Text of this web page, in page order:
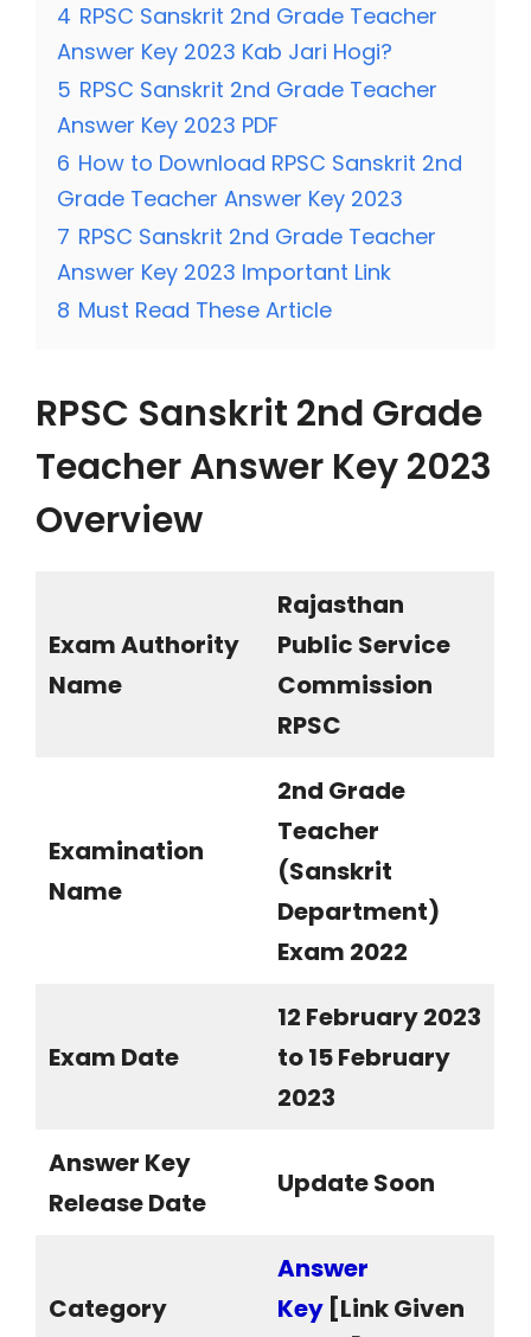
4 RPSC Sanskrit 2nd Grade Teacher
Answer Key 2023 Kab Jari Hogi?
5 RPSC Sanskrit 2nd Grade Teacher
Answer Key 2023 PDF
6 How to Download RPSC Sanskrit 2nd
Grade Teacher Answer Key 2023
7 RPSC Sanskrit 2nd Grade Teacher
Answer Key 2023 Important Link
8 Must Read These Article
RPSC Sanskrit 2nd Grade
Teacher Answer Key 2023
Overview
Exam Authority
Name
Rajasthan
Public Service
Commission
RPSC
Examination
Name
2nd Grade
Teacher
(Sanskrit
Department)
Exam 2022
Exam Date
12 February 2023
to 15 February
2023
Answer Key
Release Date
Update Soon
Category
Answer
Key [Link Given